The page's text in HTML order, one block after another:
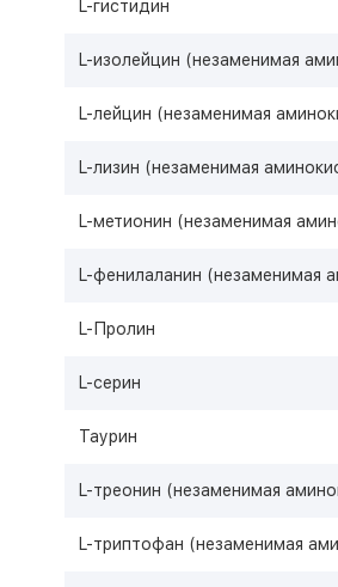
L-гистидин
L-изолейцин (незаменимая
L-лейцин (незаменимая
L-лизин (незаменимая
L-метионин (незаменимая
L-фенилаланин (незаменимая
L-Пролин
L-серин
Таурин
L-треонин (незаменимая
L-триптофан (незаменимая